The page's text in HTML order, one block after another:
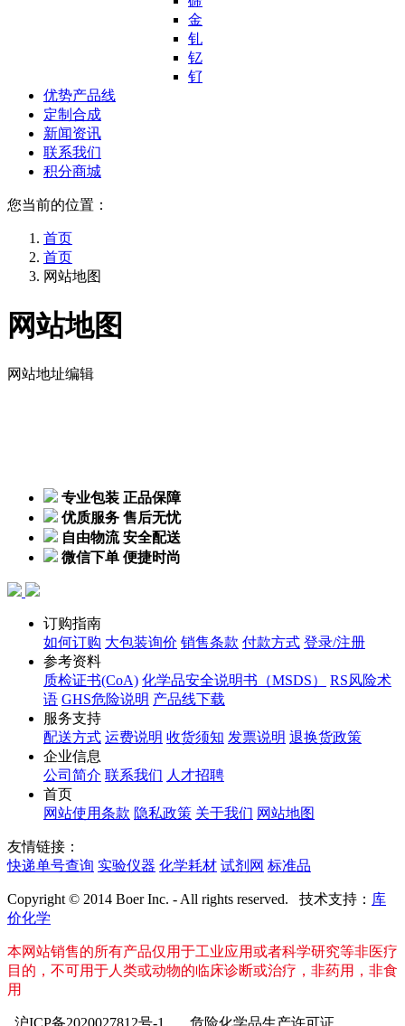
金
钆
钇
钌
优势产品线
定制合成
新闻资讯
联系我们
积分商城
您当前的位置：
首页
首页
网站地图
网站地图
网站地址编辑
专业包装 正品保障
优质服务 售后无忧
自由物流 安全配送
微信下单 便捷时尚
订购指南
如何订购 大包装询价 销售条款 付款方式 登录/注册
参考资料
质检证书(CoA) 化学品安全说明书（MSDS）
RS风险术
语 GHS危险说明 产品线下载
服务支持
配送方式 运费说明 收货须知 发票说明 退换货政策
企业信息
公司简介 联系我们 人才招聘
首页
网站使用条款 隐私政策 关于我们 网站地图
友情链接：
快递单号查询 实验仪器 化学耗材 试剂网 标准品
Copyright © 2014 Boer Inc. - All rights reserved. 技术支持： 库
价化学
本网站销售的所有产品仅用于工业应用或者科学研究等非医疗
目的，不可用于人类或动物的临床诊断或治疗，非药用，非食
用
沪ICP备2020027812号-1 危险化学品生产许可证